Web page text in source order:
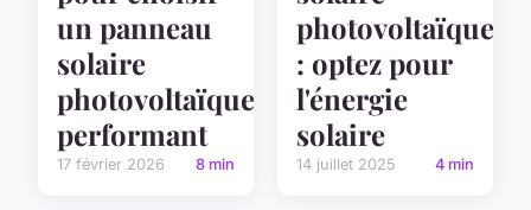
un panneau
solaire
photovoltaïque
performant
17 février 2026 8 min
photovoltaïque
: optez pour
l'énergie
solaire
14 juillet 2025 4 min